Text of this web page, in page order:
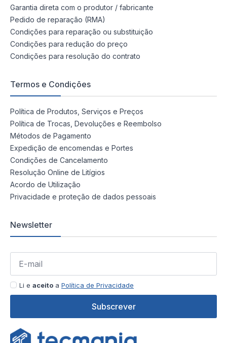
Garantia direta com o produtor / fabricante
Pedido de reparação (RMA)
Condições para reparação ou substituição
Condições para redução do preço
Condições para resolução do contrato
Termos e Condições
Política de Produtos, Serviços e Preços
Política de Trocas, Devoluções e Reembolso
Métodos de Pagamento
Expedição de encomendas e Portes
Condições de Cancelamento
Resolução Online de Litígios
Acordo de Utilização
Privacidade e proteção de dados pessoais
Newsletter
Li e aceito a Política de Privacidade
Subscrever